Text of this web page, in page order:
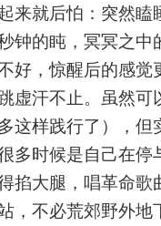
来就后怕：突然瞌
钟的盹，冥冥之中
好，惊醒后的感觉
虚汗不止。虽然可
这样践行了），但
多时候是自己在停
掐大腿，唱革命歌
，不必荒郊野外地